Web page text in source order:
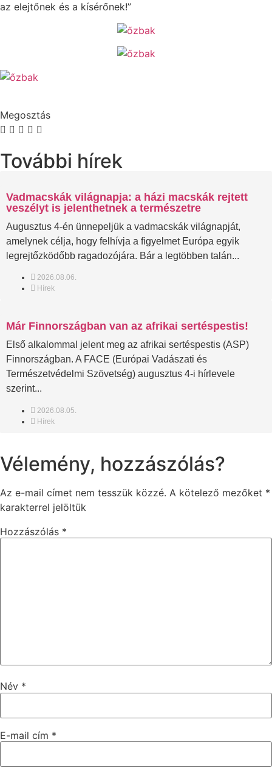
az elejtőnek és a kísérőnek!”
Megosztás
További hírek
Vadmacskák világnapja: a házi macskák rejtett
veszélyt is jelenthetnek a természetre
Augusztus 4-én ünnepeljük a vadmacskák világnapját,
amelynek célja, hogy felhívja a figyelmet Európa egyik
legrejtőzködőbb ragadozójára. Bár a legtöbben talán...
2026.08.06.
Hírek
Már Finnországban van az afrikai sertéspestis!
Első alkalommal jelent meg az afrikai sertéspestis (ASP)
Finnországban. A FACE (Európai Vadászati és
Természetvédelmi Szövetség) augusztus 4-i hírlevele
szerint...
2026.08.05.
Hírek
Vélemény, hozzászólás?
Az e-mail címet nem tesszük közzé. A kötelező mezőket *
karakterrel jelöltük
Hozzászólás *
Név *
E-mail cím *